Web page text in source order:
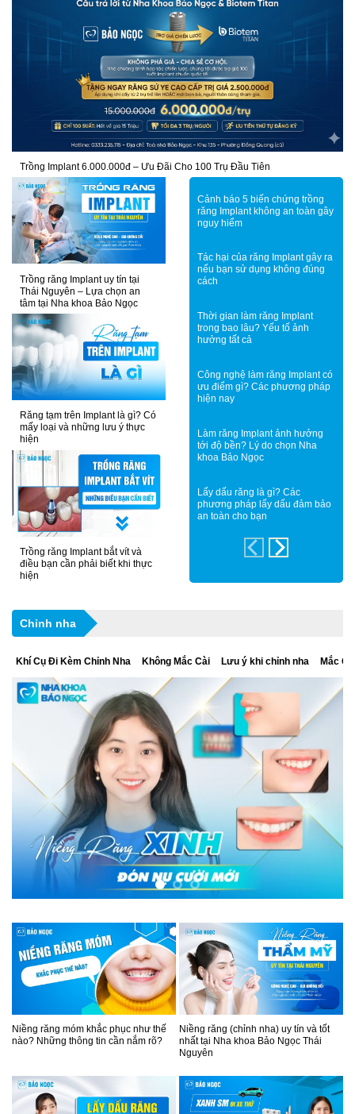
Trồng Implant 6.000.000đ – Ưu Đãi Cho 100 Trụ Đầu Tiên
Trồng răng Implant uy tín tại
Thái Nguyên – Lựa chọn an
tâm tại Nha khoa Bảo Ngọc
Răng tạm trên Implant là gì? Có
mấy loại và những lưu ý thực
hiện
Trồng răng Implant bắt vít và
điều bạn cần phải biết khi thực
hiện
Cảnh báo 5 biến chứng trồng
răng Implant không an toàn gây
nguy hiểm
Tác hại của răng Implant gây ra
nếu bạn sử dụng không đúng
cách
Thời gian làm răng Implant
trong bao lâu? Yếu tố ảnh
hưởng tất cả
Công nghệ làm răng Implant có
ưu điểm gì? Các phương pháp
hiện nay
Làm răng Implant ảnh hưởng
tới độ bền? Lý do chọn Nha
khoa Bảo Ngọc
Lấy dấu răng là gì? Các
phương pháp lấy dấu đảm bảo
an toàn cho bạn
Chỉnh nha
Khí Cụ Đi Kèm Chỉnh Nha Không Mắc Cài Lưu ý khi chỉnh nha Mắc
Niềng răng móm khắc phục như thế
nào? Những thông tin cần nắm rõ?
Niềng răng (chỉnh nha) uy tín và tốt
nhất tại Nha khoa Bảo Ngọc Thái
Nguyên